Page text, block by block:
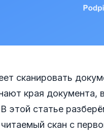
сканировать
края документа,
этой статье
скан с